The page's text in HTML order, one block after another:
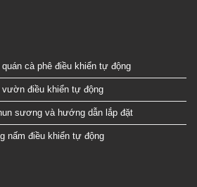
cà phê điều khiển tự động
điều khiển tự động
sương và hướng dẫn lắp đặt
nấm điều khiển tự động